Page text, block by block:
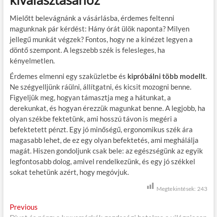
Mielőtt belevágnánk a vásárlásba, érdemes feltenni
magunknak pár kérdést: Hány órát ülök naponta? Milyen
jellegű munkát végzek? Fontos, hogy ne a kinézet legyen a
döntő szempont. A legszebb szék is felesleges, ha
kényelmetlen.
Érdemes elmenni egy szaküzletbe és kipróbálni több modellt.
Ne szégyelljünk ráülni, állítgatni, és kicsit mozogni benne.
Figyeljük meg, hogyan támasztja meg a hátunkat, a
derekunkat, és hogyan érezzük magunkat benne. A legjobb, ha
olyan székbe fektetünk, ami hosszú távon is megéri a
befektetett pénzt. Egy jó minőségű, ergonomikus szék ára
magasabb lehet, de ez egy olyan befektetés, ami meghálálja
magát. Hiszen gondoljunk csak bele: az egészségünk az egyik
legfontosabb dolog, amivel rendelkezünk, és egy jó székkel
sokat tehetünk azért, hogy megóvjuk.
Megtekintések: 243
B
Previous